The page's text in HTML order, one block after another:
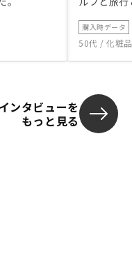
購入時データ
50代 / 化粧
ンタビューを
もっと見る